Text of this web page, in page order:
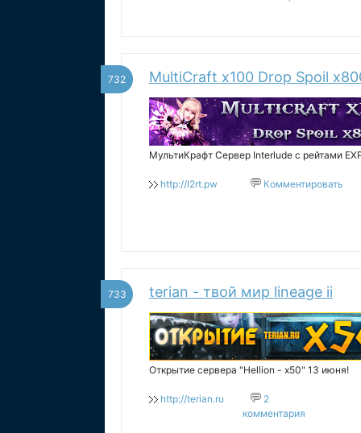
732 MultiCraft x100 Drop Spoil
МультиКрафт Сервер Interlude с рейтами
http://l2rt.pw Комментировать
733 terian - твой мир lineage ii
Открытие сервера "Hellion - x50" 13 июня!
http://terian.ru
2
комментария